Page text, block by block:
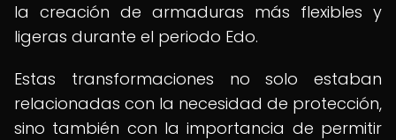
la creación de armaduras más flexibles y
ligeras durante el periodo Edo.
Estas transformaciones no solo estaban
relacionadas con la necesidad de protección,
sino también con la importancia de permitir